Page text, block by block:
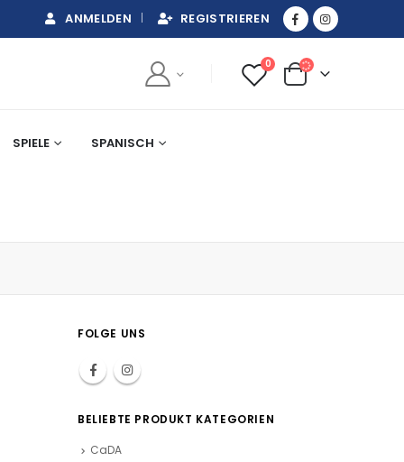
ANMELDEN REGISTRIEREN
0
SPIELE SPANISCH
FOLGE UNS
BELIEBTE PRODUKT KATEGORIEN
CaDA